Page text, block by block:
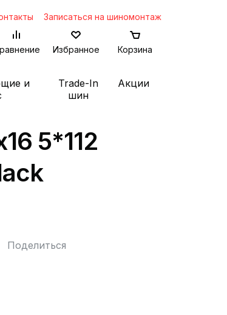
Записаться на шиномонтаж
Избранное Корзина
и
Trade-In
шин
Акции
5*112
Поделиться